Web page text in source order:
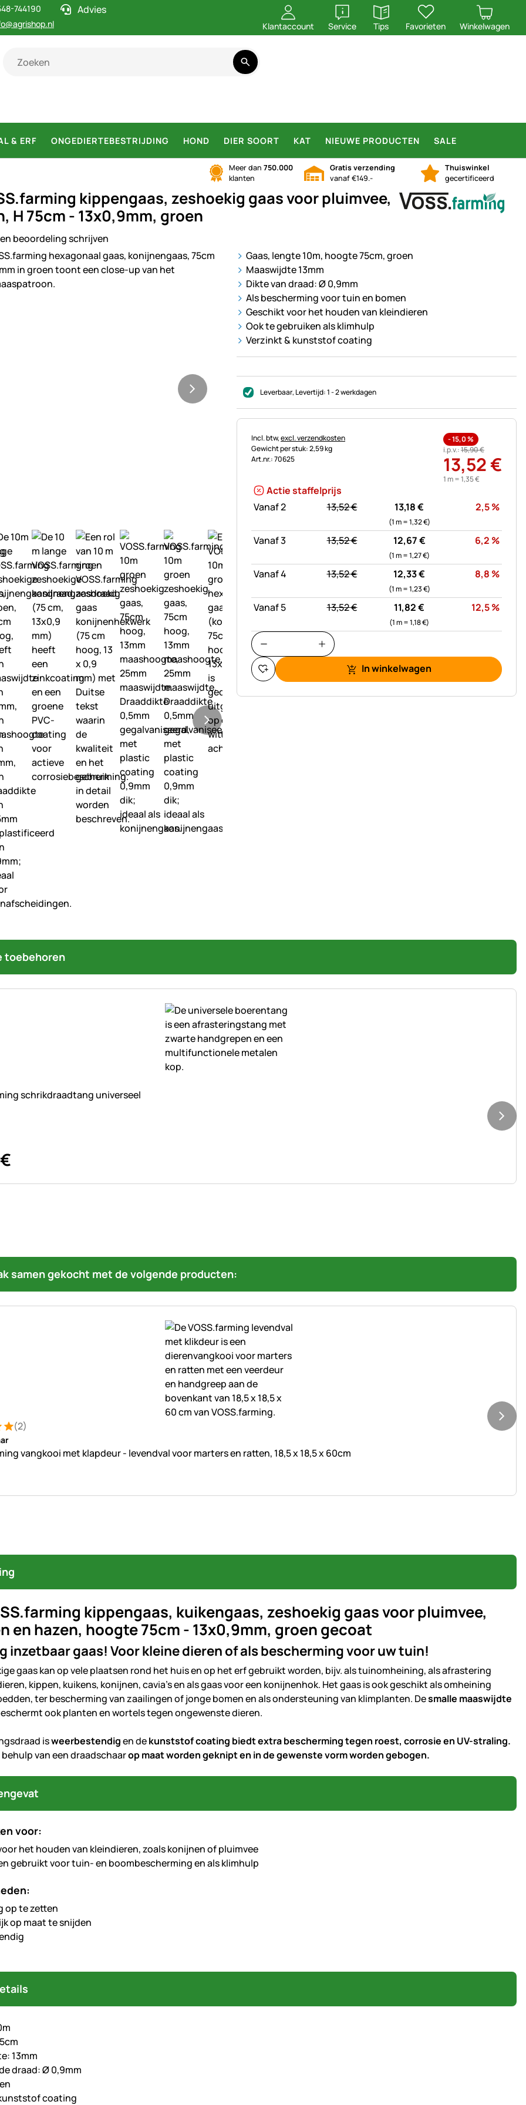
744190
Advies
Klantaccount Service
openen
Tips
openen
Favorieten Winkelwagen
& ERF ONGEDIERTEBESTRIJDING HOND DIER SOORT KAT NIEUWE PRODUCTEN SALE
Meer dan750.000
klanten
Gratis verzending
vanaf €149.-
Thuiswinkel
gecertificeerd
kippengaas, zeshoekig gaas voor pluimvee,
H 75cm - 13x0,9mm, groen
beoordeling schrijven
Gaas, lengte 10m, hoogte 75cm, groen
Maaswijdte 13mm
Dikte van draad: Ø 0,9mm
Als bescherming voor tuin en bomen
Geschikt voor het houden van kleindieren
Ook te gebruiken als klimhulp
Verzinkt & kunststof coating
Leverbaar, Levertijd:1 - 2 werkdagen
Belastinginformatie:
Incl. btw,excl. verzendkosten
Gewicht per stuk: 2,59 kg
Art.nr.: 70625
-15,0%
i.p.v.:15,90€
13,52€
1 m =1,35€
Actie staffelprijs
Vanaf 2
statt:
13,52€ 13,18€
(1 m =1,32€)
2,5%
Vanaf 3 statt:
13,52€ 12,67€
(1 m =1,27€)
6,2 %
Vanaf 4 statt:
13,52€ 12,33€
(1 m =1,23€)
8,8 %
Vanaf 5 statt:
13,52€ 11,82€
(1 m =1,18€)
12,5%
In winkelwagen
toebehoren
schrikdraadtang universeel
€
samen gekocht met de volgende producten:
5 van 5 (2 beoordelingen)
(2)
vangkooi met klapdeur - levendval voor marters en ratten, 18,5 x 18,5 x 60cm
kippengaas, kuikengaas, zeshoekig gaas voor pluimvee,
en hazen, hoogte 75cm - 13x0,9mm, groen gecoat
inzetbaar gaas! Voor kleine dieren of als bescherming voor uw tuin!
gaas kan op vele plaatsen rond het huis en op het erf gebruikt worden, bijv. als tuinomheining, als afrastering
kippen, kuikens, konijnen, cavia’s en als gaas voor een konijnenhok. Het gaas is ook geschikt als omheining
ter bescherming van zaailingen of jonge bomen en als ondersteuning van klimplanten. Desmalle maaswijdte
ook planten en wortels tegen ongewenste dieren.
isweerbestendigen dekunststof coating biedt extra bescherming tegen roest, corrosie en UV-straling.
van een draadschaarop maat worden geknipt en in de gewenste vorm worden gebogen.
voor:
het houden van kleindieren, zoals konijnen of pluimvee
gebruikt voor tuin- en boombescherming en als klimhulp
op te zetten
op maat te snijden
13mm
draad: Ø 0,9mm
coating